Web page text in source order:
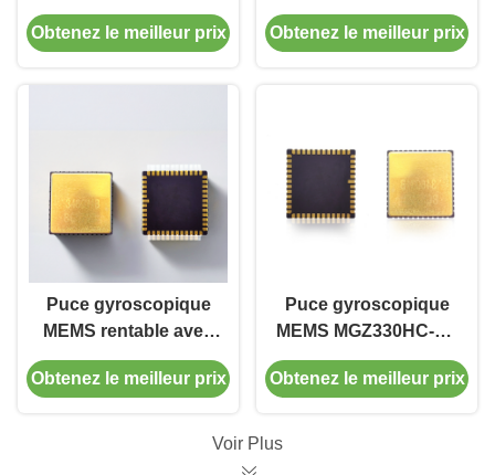
précision avec bande
passante de 180 Hz,
Obtenez le meilleur prix
MEMS gyroscope
avec une portée de
sortie numérique SPI
Obtenez le meilleur prix
Puce gyroscopique
MEMS rentable avec
une portée de mesure
de 400°/s, une bande
Obtenez le meilleur prix
Puce gyroscopique
MEMS MGZ330HC-O1
avec bande passante
de 300 Hz 0,1 degré /
sortie numérique SPI
Obtenez le meilleur prix
Voir Plus